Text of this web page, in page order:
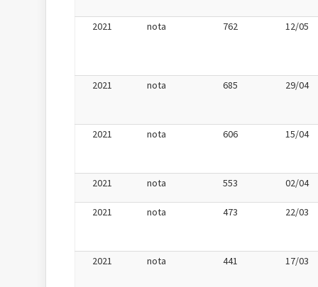
2021 nota 762 12/05
2021 nota 685 29/04
2021 nota 606 15/04
2021 nota 553 02/04
2021 nota 473 22/03
2021 nota 441 17/03